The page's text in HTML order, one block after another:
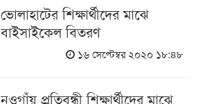
ভোলাহাটের শিক্ষার্থীদের মাঝে
বাইসাইকেল বিতরণ
১৬ সেপ্টেম্বর ২০২০ ১৮:৪৮
নওগাঁয় প্রতিবন্ধী শিক্ষার্থীদের মাঝে